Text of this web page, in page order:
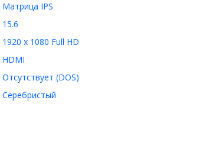
Матрица IPS
15.6
1920 x 1080 Full HD
HDMI
Отсутствует (DOS)
Серебристый